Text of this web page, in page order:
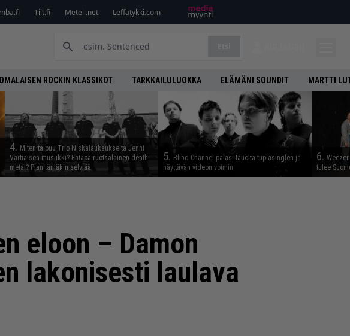
Tilt.fi Meteli.net Leffatykki.com
ROCKIN KLASSIKOT TARKKAILULUOKKA ELÄMÄNI SOUNDIT MARTTI
4. Miten taipuu Trio Niskalaukaukselta Jenni
Vartiaisen musiikki? Entäpä ruotsalainen death
metal? Pian tämäkin selviää
5. Blind Channel palasi tauolta tuplasinglen ja
näyttävän videon voimin
6.
tulee
eloon – Damon
lakonisesti laulava